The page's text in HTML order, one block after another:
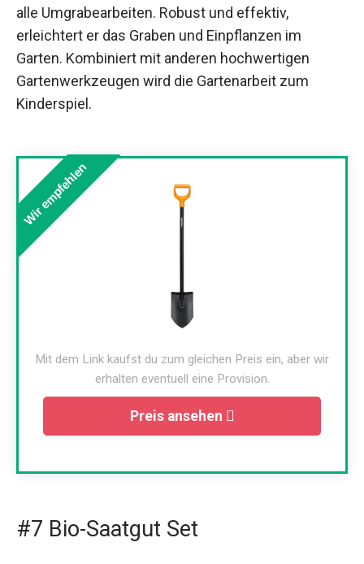
alle Umgrabearbeiten. Robust und effektiv,
erleichtert er das Graben und Einpflanzen im
Garten. Kombiniert mit anderen hochwertigen
Gartenwerkzeugen wird die Gartenarbeit zum
Kinderspiel.
Wir empfehlen
Mit dem Link kaufst du zum gleichen Preis ein, aber wir
erhalten eventuell eine Provision.
Preis ansehen
#7 Bio-Saatgut Set